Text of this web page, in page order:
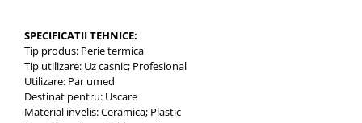
SPECIFICATII TEHNICE:
Tip produs: Perie termica
Tip utilizare: Uz casnic; Profesional
Utilizare: Par umed
Destinat pentru: Uscare
Material invelis: Ceramica; Plastic